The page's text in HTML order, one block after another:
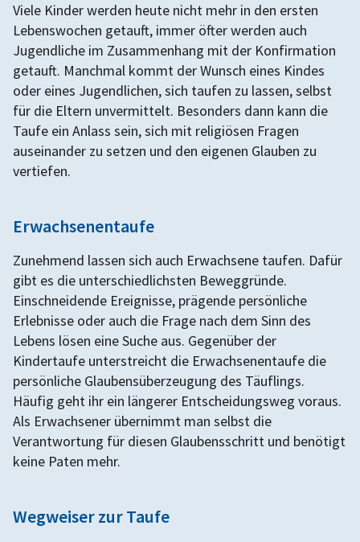
Viele Kinder werden heute nicht mehr in den ersten
Lebenswochen getauft, immer öfter werden auch
Jugendliche im Zusammenhang mit der Konfirmation
getauft. Manchmal kommt der Wunsch eines Kindes
oder eines Jugendlichen, sich taufen zu lassen, selbst
für die Eltern unvermittelt. Besonders dann kann die
Taufe ein Anlass sein, sich mit religiösen Fragen
auseinander zu setzen und den eigenen Glauben zu
vertiefen.
Erwachsenentaufe
Zunehmend lassen sich auch Erwachsene taufen. Dafür
gibt es die unterschiedlichsten Beweggründe.
Einschneidende Ereignisse, prägende persönliche
Erlebnisse oder auch die Frage nach dem Sinn des
Lebens lösen eine Suche aus. Gegenüber der
Kindertaufe unterstreicht die Erwachsenentaufe die
persönliche Glaubensüberzeugung des Täuflings.
Häufig geht ihr ein längerer Entscheidungsweg voraus.
Als Erwachsener übernimmt man selbst die
Verantwortung für diesen Glaubensschritt und benötigt
keine Paten mehr.
Wegweiser zur Taufe